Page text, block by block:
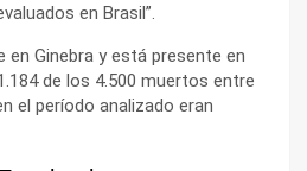
en Brasil”.
en Ginebra y está presente en
de los 4.500 muertos entre
el período analizado eran